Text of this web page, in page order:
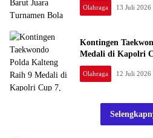
Olahraga 13 Juli 2026
Kontingen
Medali di Kapolri
Olahraga 12 Juli 2026